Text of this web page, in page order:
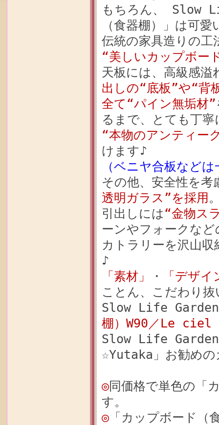
もちろん、 Slow
（食器棚）」は可
伝統の家具造りの工
“美しいカップボー
天板には、高級感溢
出しの“底板”や“背
全て“パイン無垢材”
るまで、とても丁
“本物のアンティー
けます♪
（ベニヤ合板など
その他、安全性を
透明ガラス”を採用
引出しには“金物ス
ーンやフォークなど
カトラリーを沢山
♪
「素材」
・
「デザイ
ことん、こだわり抜
Slow Life Garden
棚）W90／Le ciel
Slow Life Garden
☆Yutaka」お勧めの
◎同価格で単色の「
す。
◎ 「カップボード（